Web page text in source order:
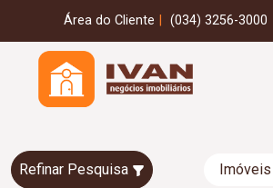
Área do Cliente (034) 3256-3000
Refinar Pesquisa